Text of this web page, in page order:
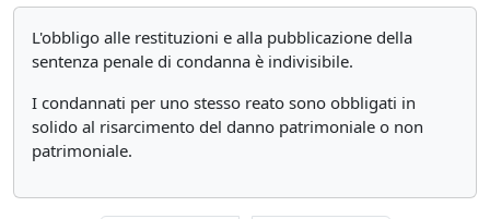
L'obbligo alle restituzioni e alla pubblicazione della
sentenza penale di condanna è indivisibile.
I condannati per uno stesso reato sono obbligati in
solido al risarcimento del danno patrimoniale o non
patrimoniale.